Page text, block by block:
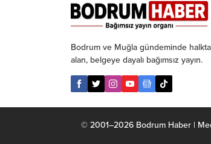
Bodrum ve Muğla gündeminde
alan, belgeye dayalı bağımsız yayın.
© 2001–2026 Bodrum Haber |